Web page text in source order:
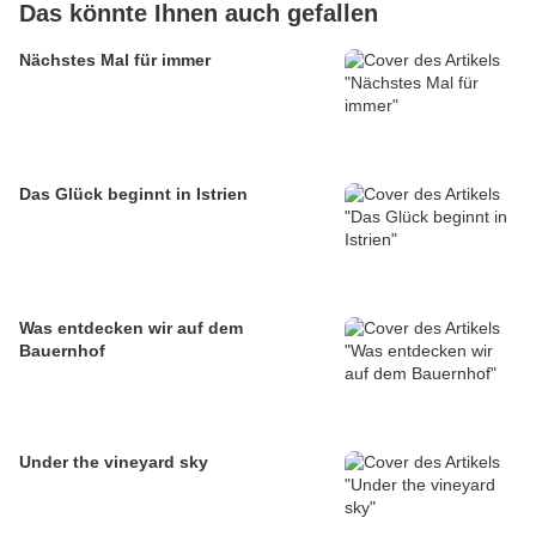
Das könnte Ihnen auch gefallen
Nächstes Mal für immer
Das Glück beginnt in Istrien
Was entdecken wir auf dem
Bauernhof
Under the vineyard sky